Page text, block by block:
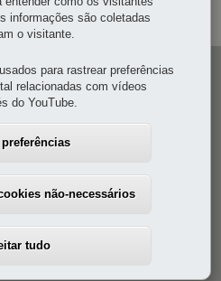
Retiro-80520-174-Curitiba
MAPA
informações são coletadas
o visitante.
para rastrear preferências
relacionadas com vídeos
do YouTube.
não-necessários
tudo